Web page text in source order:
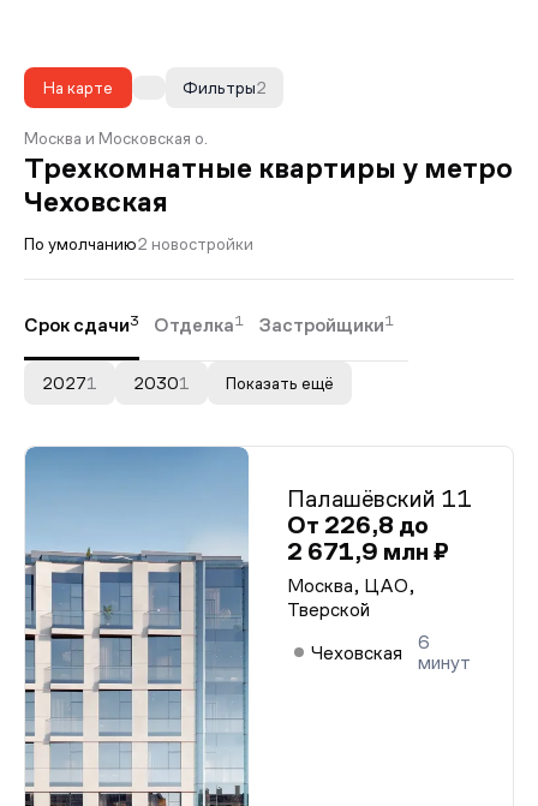
На карте 2
Фильтры
Москва и Московская о.
Трехкомнатные квартиры у метро
Чеховская
По умолчанию2 новостройки
Срок сдачи3 Отделка1 Застройщики1
20271 20301 Показать ещё
Палашёвский 11
От 226,8 до
2 671,9 млн ₽
Москва, ЦАО,
Тверской
Чеховская
6
минут